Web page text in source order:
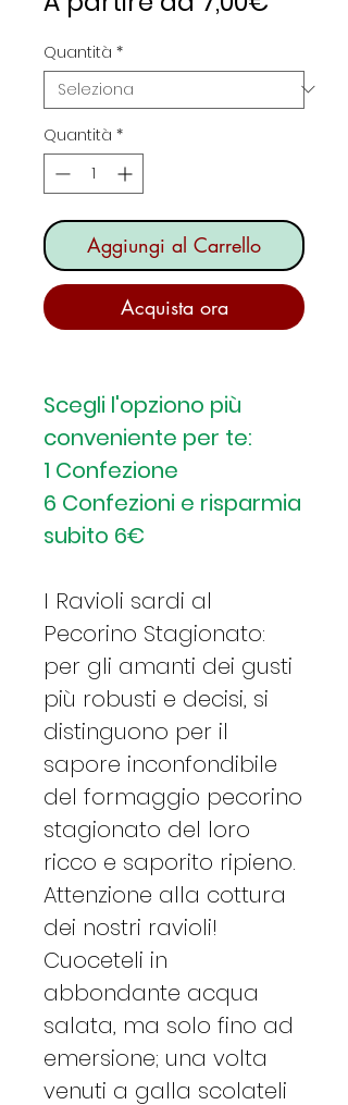
Quantità *
Quantità *
Aggiungi al Carrello
Acquista ora
Scegli l'opziono più
conveniente per te:
1 Confezione
6 Confezioni e risparmia
subito 6€
I Ravioli sardi al
Pecorino Stagionato:
per gli amanti dei gusti
più robusti e decisi, si
distinguono per il
sapore inconfondibile
del formaggio pecorino
stagionato del loro
ricco e saporito ripieno.
Attenzione alla cottura
dei nostri ravioli!
Cuoceteli in
abbondante acqua
salata, ma solo fino ad
emersione; una volta
venuti a galla scolateli